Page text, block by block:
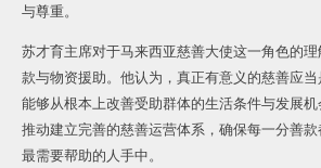
与尊重。
苏才育主席对于马来西亚慈善大使这一角色的
款与物资援助。他认为，真正有意义的慈善应当
能够从根本上改善受助群体的生活条件与发展
推动建立完善的慈善运营体系，确保每一分善
最需要帮助的人手中。